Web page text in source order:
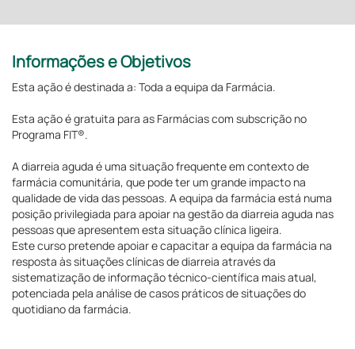
Informações e Objetivos
Esta ação é destinada a: Toda a equipa da Farmácia.
Esta ação é gratuita para as Farmácias com subscrição no
Programa FIT®.
A diarreia aguda é uma situação frequente em contexto de
farmácia comunitária, que pode ter um grande impacto na
qualidade de vida das pessoas. A equipa da farmácia está numa
posição privilegiada para apoiar na gestão da diarreia aguda nas
pessoas que apresentem esta situação clínica ligeira.
Este curso pretende apoiar e capacitar a equipa da farmácia na
resposta às situações clínicas de diarreia através da
sistematização de informação técnico-científica mais atual,
potenciada pela análise de casos práticos de situações do
quotidiano da farmácia.